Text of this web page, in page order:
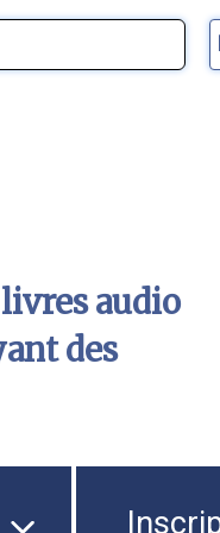
audio
des